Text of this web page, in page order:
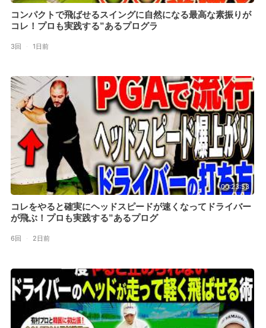
コンパクトで飛ばせるスイングに自然になる最高な素振りが
コレ！プロも実践する”あるプログラ
3回 · 1日前
00:23:53
コレをやると確実にヘッドスピードが速くなってドライバー
が飛ぶ！プロも実践する”あるプログ
6回 · 2日前